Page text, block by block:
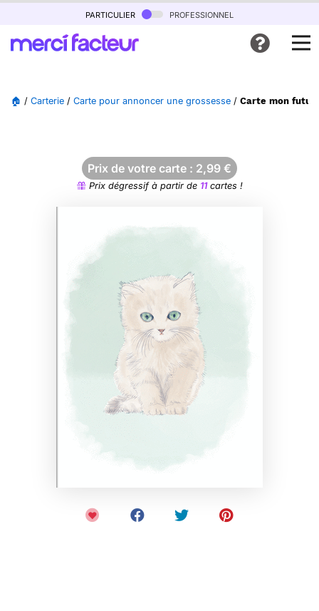
particulier professionnel
🏠 / Carterie / Carte pour annoncer une grossesse / Carte mon futur
Prix de votre carte : 2,99 €
Prix dégressif à partir de 11cartes !